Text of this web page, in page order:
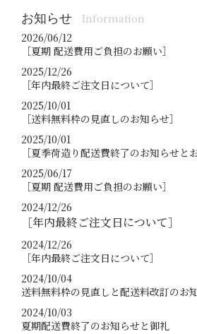
お知らせ
Information
2026/06/12
［夏期 配送費用ご負担のお願い］
2025/12/26
［年内最終ご注文日について］
2025/10/01
［送料無料枠の見直しのお知らせ］
2025/10/01
［夏季荷造り配送費終了のお知らせと
2025/06/17
［夏期 配送費用ご負担のお願い］
2024/12/26
［年内最終ご注文日について］
2024/12/26
［年内最終ご注文日について］
2024/10/04
送料無料枠の見直しと配送料改訂のお
2024/10/03
夏期配送費終了のお知らせと御礼